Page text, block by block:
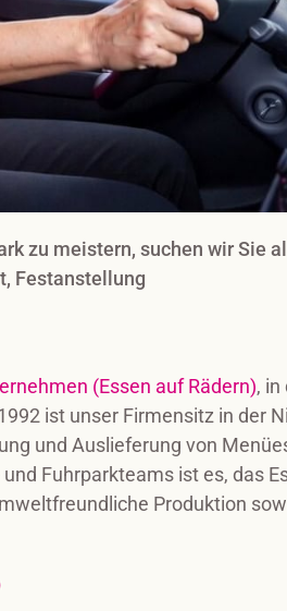
zu meistern, suchen wir Sie
Festanstellung
(Essen auf Rädern), in
ist unser Firmensitz in der
und Auslieferung von
Fuhrparkteams ist es, das
Produktion